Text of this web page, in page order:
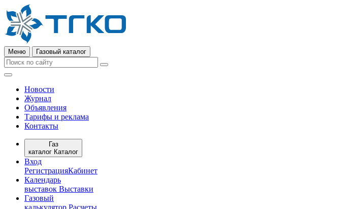
Меню Газовый каталог
Новости
Журнал
Объявления
Тарифы и реклама
Контакты
Газ
каталог Каталог
Вход
РегистрацияКабинет
Календарь
выставок Выставки
Газовый
калькулятор Расчеты